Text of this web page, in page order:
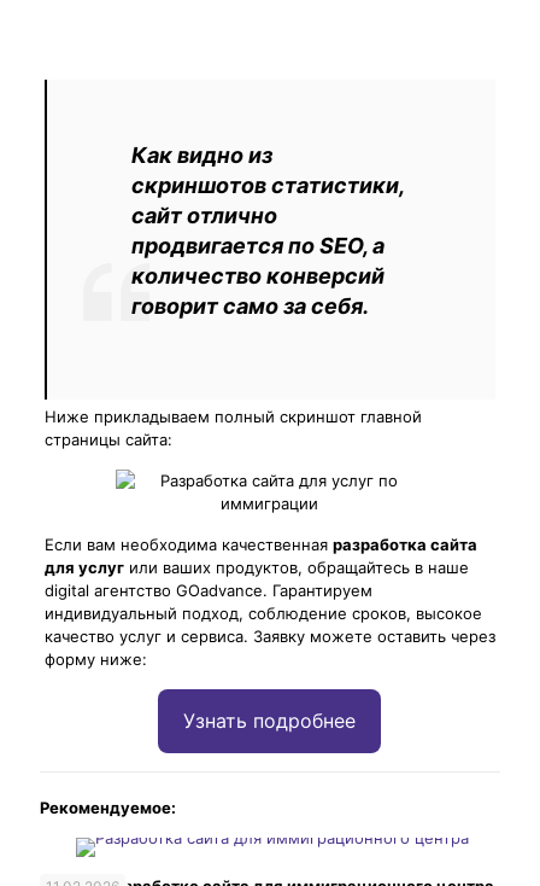
Как видно из
скриншотов статистики,
сайт отлично
продвигается по SEO, а
количество конверсий
говорит само за себя.
Ниже прикладываем полный скриншот главной
страницы сайта:
Если вам необходима качественная разработка сайта
для услугили ваших продуктов, обращайтесь в наше
digital агентство GOadvance. Гарантируем
индивидуальный подход, соблюдение сроков, высокое
качество услуг и сервиса. Заявку можете оставить через
форму ниже:
Узнать подробнее
Рекомендуемое: